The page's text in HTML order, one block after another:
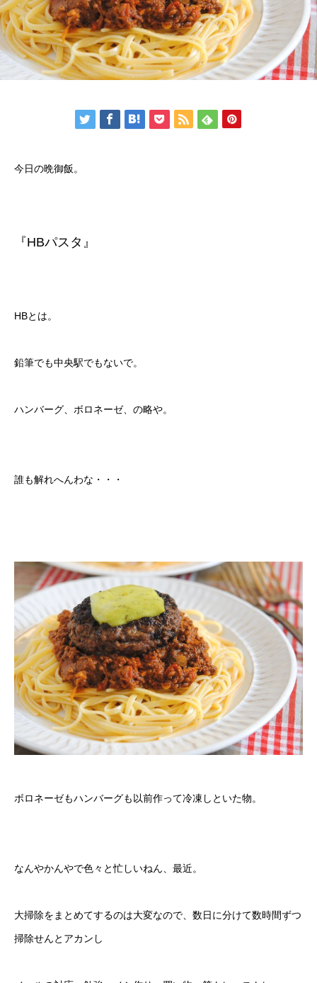
今日の晩御飯。
『HBパスタ』
HBとは。
鉛筆でも中央駅でもないで。
ハンバーグ、ボロネーゼ、の略や。
誰も解れへんわな・・・
ボロネーゼもハンバーグも以前作って冷凍しといた物。
なんやかんやで色々と忙しいねん、最近。
大掃除をまとめてするのは大変なので、数日に分けて数時間ずつ
掃除せんとアカンし